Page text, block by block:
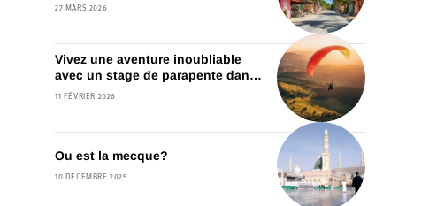
Dominicaine lors d’un voyage sur
27 MARS 2026
Vivez une aventure inoubliable
avec un stage de parapente dans
les Vosges
11 FÉVRIER 2026
Ou est la mecque?
10 DÉCEMBRE 2025